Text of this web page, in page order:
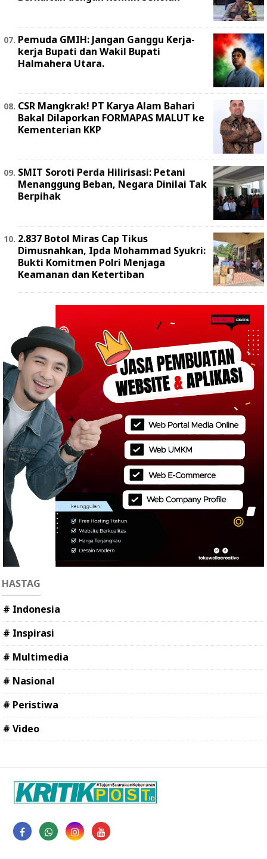
Pemuda GMIH: Jangan Ganggu Kerja-
kerja Bupati dan Wakil Bupati
Halmahera Utara.
‎CSR Mangkrak! PT Karya Alam Bahari
Bakal Dilaporkan FORMAPAS MALUT ke
Kementerian KKP
SMIT Soroti Perda Hilirisasi: Petani
Menanggung Beban, Negara Dinilai Tak
Berpihak
2.837 Botol Miras Cap Tikus
Dimusnahkan, Ipda Mohammad Syukri:
Bukti Komitmen Polri Menjaga
Keamanan dan Ketertiban
HASTAG
# Indonesia
# Inspirasi
# Multimedia
# Nasional
# Peristiwa
# Video